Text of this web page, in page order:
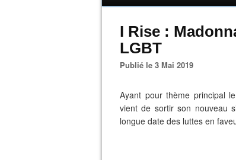
I Rise :
LGBT
Publié le 3 Mai 2019
Ayant pour thème principal
vient de sortir son nouveau
longue date des luttes en